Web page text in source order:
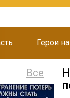
Герои
Все